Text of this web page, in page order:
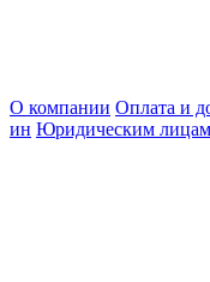
О компании Оплата и
ин Юридическим лицам